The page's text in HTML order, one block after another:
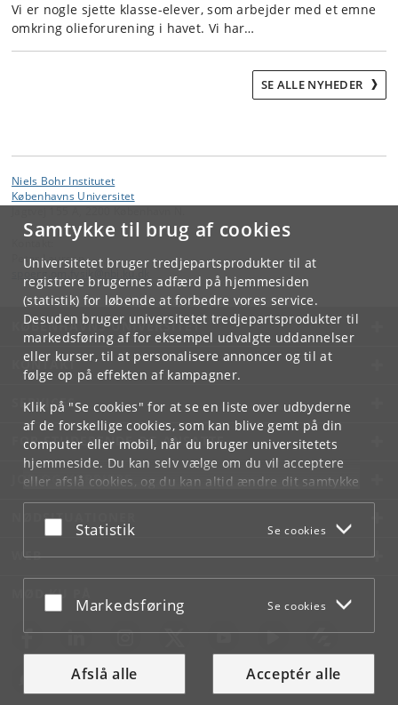
Samtykke til brug af cookies
Universitetet bruger tredjepartsprodukter til at
registrere brugernes adfærd på hjemmesiden
(statistik) for løbende at forbedre vores service.
Desuden bruger universitetet tredjepartsprodukter til
markedsføring af for eksempel udvalgte uddannelser
eller kurser, til at personalisere annoncer og til at
følge op på effekten af kampagner.
Klik på "Se cookies" for at se en liste over udbyderne
af de forskellige cookies, som kan blive gemt på din
computer eller mobil, når du bruger universitetets
hjemmeside. Du kan selv vælge om du vil acceptere
eller afslå cookies, og du kan altid ændre dit samtykke
underCookie- og privatlivspolitiksom du finder i
bunden af hver side.
Acceptér eller afslå
Statistik Se cookies
Acceptér eller afslå
Markedsføring Se cookies
Afslå alle Acceptér alle
Vi er nogle sjette klasse-elever, som arbejder med et emne
omkring olieforurening i havet. Vi har…
SE ALLE NYHEDER
Niels Bohr Institutet
Københavns Universitet
Peter Laursen
ku.
KØBENHAVNS UNIVERSITET
KONTAKT
SERVICES
FOR STUDERENDE OG ANSATTE
JOB OG KARRIERE
NØDSITUATIONER
WEB
MØD KU PÅ